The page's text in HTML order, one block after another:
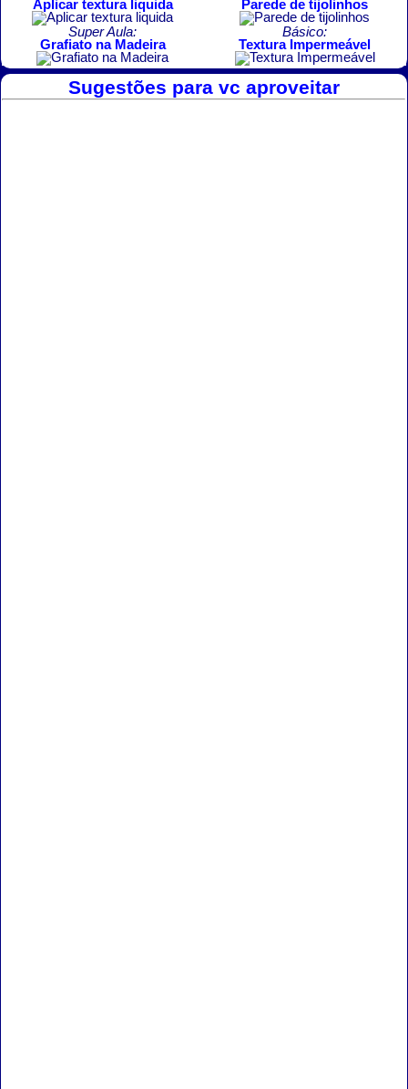
Aplicar textura liquida
Parede de tijolinhos
Super Aula:
Grafiato na Madeira
Básico:
Textura Impermeável
Sugestões para vc aproveitar